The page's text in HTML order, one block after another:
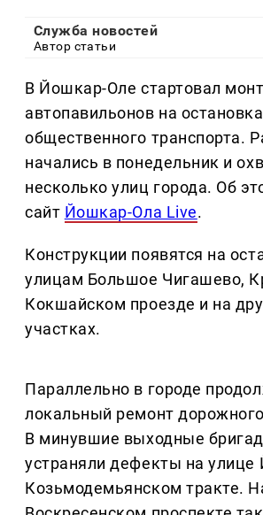
Служба новостей
Автор статьи
В Йошкар-Оле стартовал
автопавильонов на
общественного транспорта.
начались в понедельник и
несколько улиц города. Об
сайт Йошкар-Ола Live.
Конструкции появятся на
улицам Большое Чигашево,
Кокшайском проезде и на
участках.
Параллельно в городе
локальный ремонт
В минувшие выходные
устраняли дефекты на улице
Козьмодемьянском тракте.